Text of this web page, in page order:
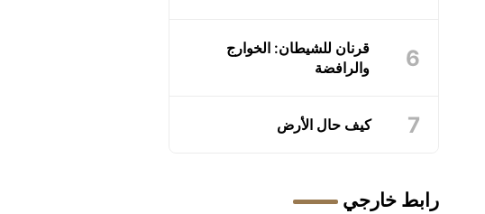
قرنان للشيطان: الخوارج
والرافضة
كيف حال الأرض
رابط خارجي